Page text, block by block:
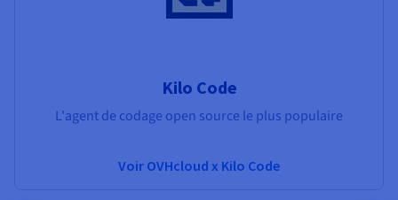
Kilo Code
L'agent de codage open source le plus populaire
Voir OVHcloud x Kilo Code